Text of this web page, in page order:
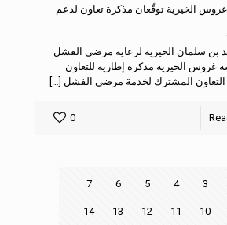
الخيرية توقّعان مذكرة تعاون لدعم
بن سلمان الخيرية لرعاية مرضى الفشل
غروس الخيرية مذكرة إطارية للتعاون
التعاون المشترك لخدمة مرضى الفشل […]
0
3
4
5
6
7
10
11
12
13
14